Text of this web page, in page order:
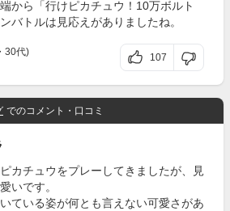
から「行けピカチュウ！10万ボルト
バトルは見応えがありましたね。
30代)
107
でのコメント・口コミ
カチュウをプレーしてきましたが、見
いです。
ている姿が何とも言えない可愛さがあ